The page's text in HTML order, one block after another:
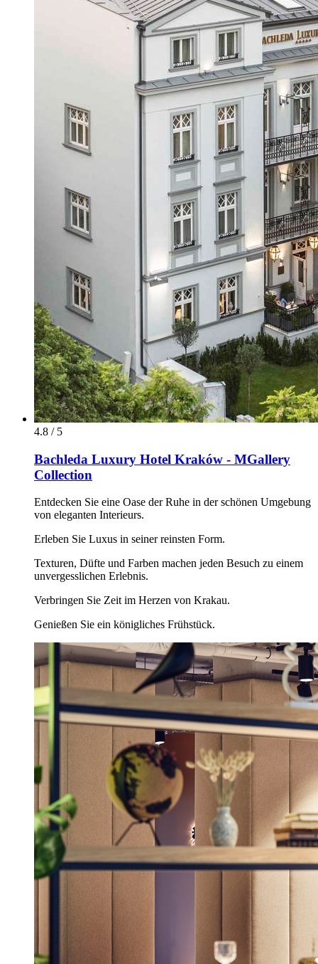
4.8 / 5
Bachleda Luxury Hotel Kraków - MGallery
Collection
Entdecken Sie eine Oase der Ruhe in der schönen Umgebung
von eleganten Interieurs.
Erleben Sie Luxus in seiner reinsten Form.
Texturen, Düfte und Farben machen jeden Besuch zu einem
unvergesslichen Erlebnis.
Verbringen Sie Zeit im Herzen von Krakau.
Genießen Sie ein königliches Frühstück.